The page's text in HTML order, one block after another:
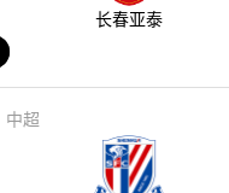
长春亚泰
中超